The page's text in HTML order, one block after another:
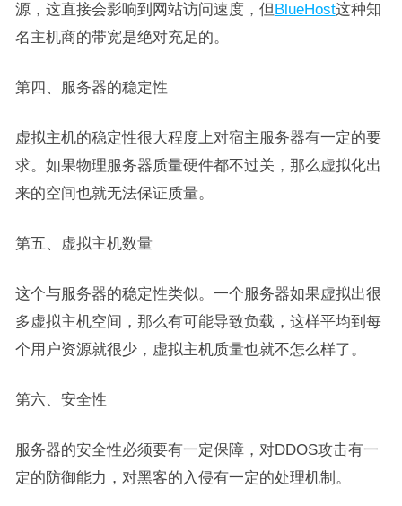
源，这直接会影响到网站访问速度，但BlueHost这种知
名主机商的带宽是绝对充足的。
第四、服务器的稳定性
虚拟主机的稳定性很大程度上对宿主服务器有一定的要
求。如果物理服务器质量硬件都不过关，那么虚拟化出
来的空间也就无法保证质量。
第五、虚拟主机数量
这个与服务器的稳定性类似。一个服务器如果虚拟出很
多虚拟主机空间，那么有可能导致负载，这样平均到每
个用户资源就很少，虚拟主机质量也就不怎么样了。
第六、安全性
服务器的安全性必须要有一定保障，对DDOS攻击有一
定的防御能力，对黑客的入侵有一定的处理机制。